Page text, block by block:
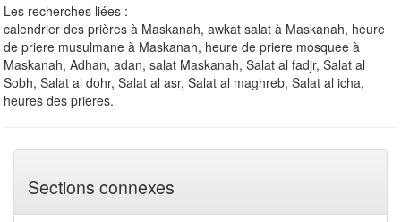
Les recherches liées :
calendrier des prières à Maskanah, awkat salat à Maskanah, heure
de priere musulmane à Maskanah, heure de priere mosquee à
Maskanah, Adhan, adan, salat Maskanah, Salat al fadjr, Salat al
Sobh, Salat al dohr, Salat al asr, Salat al maghreb, Salat al icha,
heures des prieres.
Sections connexes